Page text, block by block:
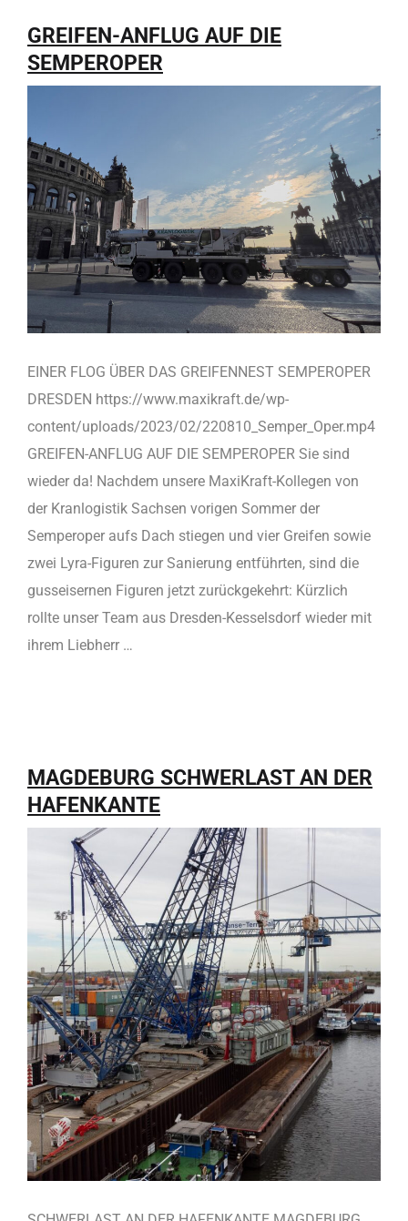
GREIFEN-ANFLUG AUF DIE
SEMPEROPER
EINER FLOG ÜBER DAS GREIFENNEST SEMPEROPER
DRESDEN https://www.maxikraft.de/wp-
content/uploads/2023/02/220810_Semper_Oper.mp4
GREIFEN-ANFLUG AUF DIE SEMPEROPER Sie sind
wieder da! Nachdem unsere MaxiKraft-Kollegen von
der Kranlogistik Sachsen vorigen Sommer der
Semperoper aufs Dach stiegen und vier Greifen sowie
zwei Lyra-Figuren zur Sanierung entführten, sind die
gusseisernen Figuren jetzt zurückgekehrt: Kürzlich
rollte unser Team aus Dresden-Kesselsdorf wieder mit
ihrem Liebherr …
MAGDEBURG SCHWERLAST AN DER
HAFENKANTE